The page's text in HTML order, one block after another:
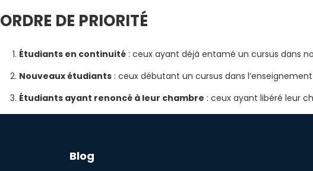
ORDRE DE PRIORITÉ
Étudiants en continuité : ceux ayant déjà entamé un cursus dans
Nouveaux étudiants : ceux débutant un cursus dans
Étudiants ayant renoncé à leur chambre : ceux ayant libéré leur
Blog